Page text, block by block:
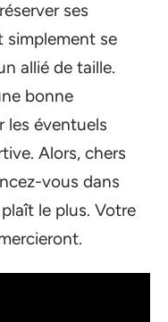
ses
simplement se
allié de taille.
bonne
les éventuels
Alors, chers
vous dans
le plus. Votre